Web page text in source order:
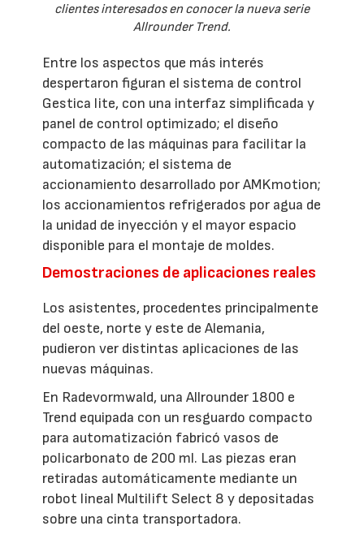
clientes interesados en conocer la nueva serie
Allrounder Trend.
Entre los aspectos que más interés
despertaron figuran el sistema de control
Gestica lite, con una interfaz simplificada y
panel de control optimizado; el diseño
compacto de las máquinas para facilitar la
automatización; el sistema de
accionamiento desarrollado por AMKmotion;
los accionamientos refrigerados por agua de
la unidad de inyección y el mayor espacio
disponible para el montaje de moldes.
Demostraciones de aplicaciones reales
Los asistentes, procedentes principalmente
del oeste, norte y este de Alemania,
pudieron ver distintas aplicaciones de las
nuevas máquinas.
En Radevormwald, una Allrounder 1800 e
Trend equipada con un resguardo compacto
para automatización fabricó vasos de
policarbonato de 200 ml. Las piezas eran
retiradas automáticamente mediante un
robot lineal Multilift Select 8 y depositadas
sobre una cinta transportadora.